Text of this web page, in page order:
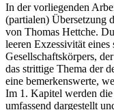
In der vorliegenden
(partialen) Übersetzung
von Thomas Hettche.
leeren Exzessivität
Gesellschaftskörpers,
das strittige Thema der
eine bemerkenswerte,
Im 1. Kapitel werden
umfassend dargestellt